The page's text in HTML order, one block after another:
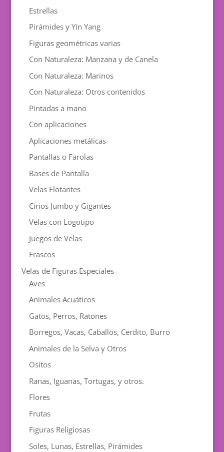
Estrellas
Pirámides y Yin Yang
Figuras geométricas varias
Con Naturaleza: Manzana y de Canela
Con Naturaleza: Marinos
Con Naturaleza: Otros contenidos
Pintadas a mano
Con aplicaciones
Aplicaciones metálicas
Pantallas o Farolas
Bases de Pantalla
Velas Flotantes
Cirios Jumbo y Gigantes
Velas con Logotipo
Juegos de Velas
Frascos
Velas de Figuras Especiales
Aves
Animales Acuáticos
Gatos, Perros, Ratones
Borregos, Vacas, Caballos, Cerdito, Burro
Animales de la Selva y Otros
Ositos
Ranas, Iguanas, Tortugas, y otros.
Flores
Frutas
Figuras Religiosas
Soles, Lunas, Estrellas, Pirámides